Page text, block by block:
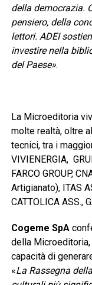
della democrazia.
pensiero, della
lettori. ADEI
investire nella
del Paese».
La Microeditoria
molte realtà, oltre
tecnici, tra i
VIVIENERGIA,
FARCO GROUP,
Artigianato), ITAS
CATTOLICA ASS.,
Cogeme SpA
della
capacità di
«La Rassegna